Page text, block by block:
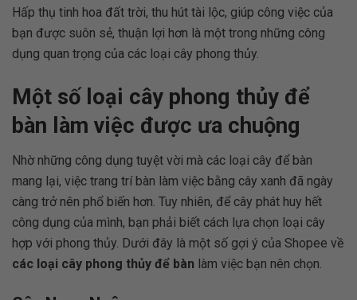
Hấp thụ tinh hoa đất trời, thu hút tài lộc, giúp công việc của
bạn được suôn sẻ, thuận lợi hơn là một trong những công
dụng quan trọng của các loại cây phong thủy.
Một số loại cây phong thủy để
bàn làm việc được ưa chuộng
Nhờ những công dụng tuyệt vời mà các loại cây để bàn
mang lại, việc trang trí bàn làm việc bằng cây xanh đã ngày
càng trở nên phổ biến hơn. Tuy nhiên, để cây phát huy hết
công dụng của mình, bạn phải biết cách lựa chọn loại cây
hợp với phong thủy. Dưới đây là một số gợi ý của Shopee về
các loại cây phong thủy để bàn làm việc bạn nên chọn.